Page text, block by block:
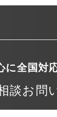
に全国対
談お問